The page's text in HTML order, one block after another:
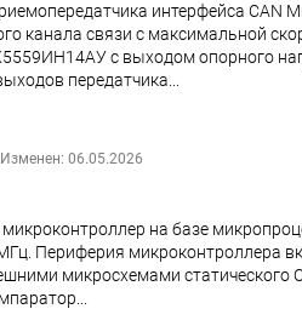
интерфейса CAN
канала связи с максимальной
с выходом опорного
передатчика...
Изменен: 06.05.2026
на базе
Периферия микроконтроллера
микросхемами